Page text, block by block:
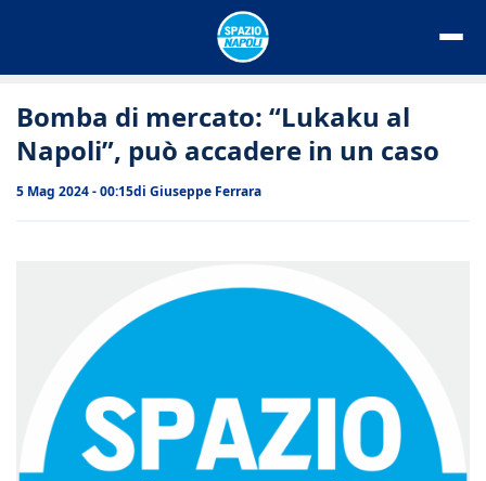
Bomba di mercato: “Lukaku al
Napoli”, può accadere in un caso
5 Mag 2024 - 00:15di Giuseppe Ferrara